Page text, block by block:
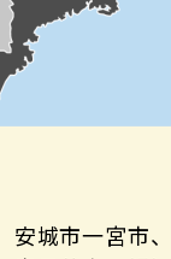
安城市一宮市